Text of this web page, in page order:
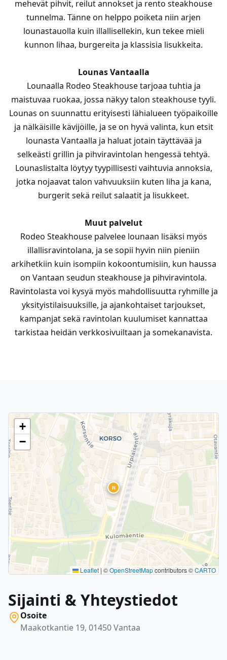
mehevät pihvit, reilut annokset ja rento steakhouse
tunnelma. Tänne on helppo poiketa niin arjen
lounastauolla kuin illallisellekin, kun tekee mieli
kunnon lihaa, burgereita ja klassisia lisukkeita.
Lounas Vantaalla
Lounaalla Rodeo Steakhouse tarjoaa tuhtia ja
maistuvaa ruokaa, jossa näkyy talon steakhouse tyyli.
Lounas on suunnattu erityisesti lähialueen työpaikoille
ja nälkäisille kävijöille, ja se on hyvä valinta, kun etsit
lounasta Vantaalla ja haluat jotain täyttävää ja
selkeästi grillin ja pihviravintolan hengessä tehtyä.
Lounaslistalta löytyy tyypillisesti vaihtuvia annoksia,
jotka nojaavat talon vahvuuksiin kuten liha ja kana,
burgerit sekä reilut salaatit ja lisukkeet.
Muut palvelut
Rodeo Steakhouse palvelee lounaan lisäksi myös
illallisravintolana, ja se sopii hyvin niin pieniin
arkihetkiin kuin isompiin kokoontumisiin, kun haussa
on Vantaan seudun steakhouse ja pihviravintola.
Ravintolasta voi kysyä myös mahdollisuutta ryhmille ja
yksityistilaisuuksille, ja ajankohtaiset tarjoukset,
kampanjat sekä ravintolan kuulumiset kannattaa
tarkistaa heidän verkkosivuiltaan ja somekanavista.
R
+
−
Leaflet | ©OpenStreetMapcontributors ©CARTO
Sijainti & Yhteystiedot
Osoite
Maakotkantie 19, 01450 Vantaa